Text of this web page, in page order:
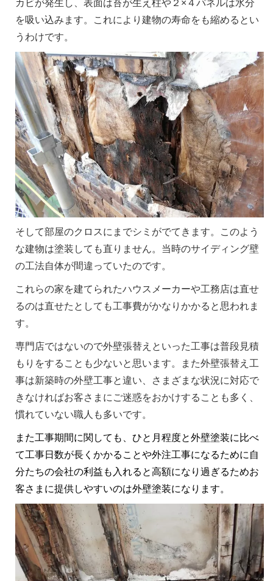
カビが発生し、表面は苔が生え柱や２×４パネルは水分
を吸い込みます。これにより建物の寿命をも縮めるとい
うわけです。
そして部屋のクロスにまでシミがでてきます。このよう
な建物は塗装しても直りません。当時のサイディング壁
の工法自体が間違っていたのです。
これらの家を建てられたハウスメーカーや工務店は直せ
るのは直せたとしても工事費がかなりかかると思われま
す。
専門店ではないので外壁張替えといった工事は普段見積
もりをすることも少ないと思います。また外壁張替え工
事は新築時の外壁工事と違い、さまざまな状況に対応で
きなければお客さまにご迷惑をおかけすることも多く、
慣れていない職人も多いです。
また工事期間に関しても、ひと月程度と外壁塗装に比べ
て工事日数が長くかかることや外注工事になるために自
分たちの会社の利益も入れると高額になり過ぎるためお
客さまに提供しやすいのは外壁塗装になります。